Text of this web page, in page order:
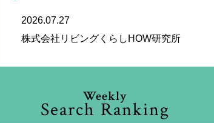
2026.07.27
株式会社リビングくらしHOW研究所
Weekly
Search Ranking